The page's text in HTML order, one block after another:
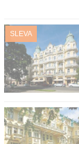
SLEVA